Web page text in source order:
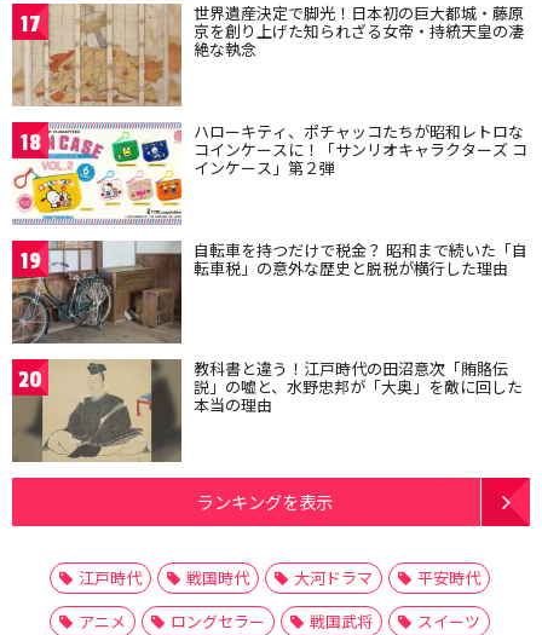
17 世界遺産決定で脚光！日本初の巨大都城・藤原
京を創り上げた知られざる女帝・持統天皇の凄
絶な執念
18 ハローキティ、ポチャッコたちが昭和レトロな
コインケースに！「サンリオキャラクターズ コ
インケース」第２弾
19 自転車を持つだけで税金？ 昭和まで続いた「自
転車税」の意外な歴史と脱税が横行した理由
20 教科書と違う！江戸時代の田沼意次「賄賂伝
説」の嘘と、水野忠邦が「大奥」を敵に回した
本当の理由
ランキングを表示
江戸時代 戦国時代 大河ドラマ
平安時代
アニメ
ロングセラー 戦国武将
スイーツ